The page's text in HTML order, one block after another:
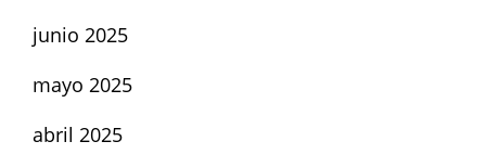
junio 2025
mayo 2025
abril 2025